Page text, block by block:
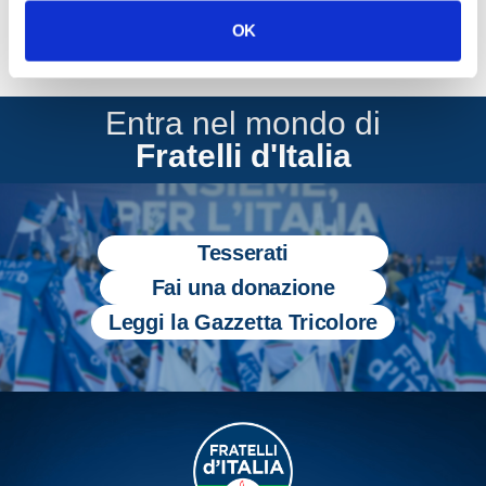
OK
Entra nel mondo di
Fratelli d'Italia
Tesserati
Fai una donazione
Leggi la Gazzetta Tricolore